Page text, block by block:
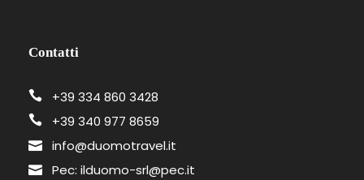
Contatti
+39 334 860 3428
+39 340 977 8659
info@duomotravel.it
Pec: ilduomo-srl@pec.it